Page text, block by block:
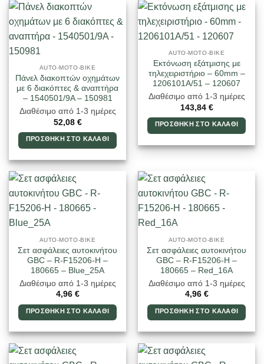
AUTO-MOTO-BIKE
Πάνελ διακοπτών οχημάτων
με 6 διακόπτες & αναπτήρα
– 1540501/9A – 150981
Διαθέσιμο από 1-3 ημέρες
52,08 €
ΠΡΟΣΘΉΚΗ ΣΤΟ ΚΑΛΆΘΙ
AUTO-MOTO-BIKE
Εκτόνωση εξάτμισης με
τηλεχειριστήριο – 60mm –
1206101A/51 – 120607
Διαθέσιμο από 1-3 ημέρες
143,84 €
ΠΡΟΣΘΉΚΗ ΣΤΟ ΚΑΛΆΘΙ
AUTO-MOTO-BIKE
Σετ ασφάλειες αυτοκινήτου
GBC – R-F15206-H –
180665 – Blue_25A
Διαθέσιμο από 1-3 ημέρες
4,96 €
ΠΡΟΣΘΉΚΗ ΣΤΟ ΚΑΛΆΘΙ
AUTO-MOTO-BIKE
Σετ ασφάλειες αυτοκινήτου
GBC – R-F15206-H –
180665 – Red_16A
Διαθέσιμο από 1-3 ημέρες
4,96 €
ΠΡΟΣΘΉΚΗ ΣΤΟ ΚΑΛΆΘΙ